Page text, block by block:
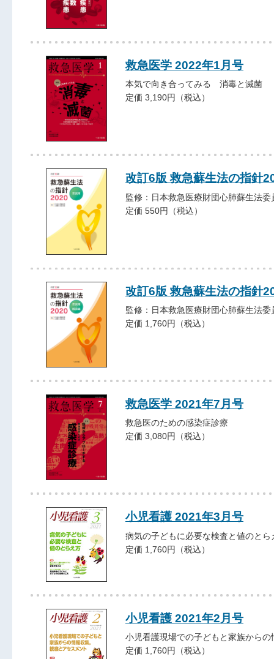
救急医学 2022年1月号
本気で向き合ってみる 消毒と滅菌
定価 3,190円（税込）
改訂6版 救急蘇生法の指
監修：日本救急医療財団心肺蘇生法委
定価 550円（税込）
改訂6版 救急蘇生法の指
監修：日本救急医療財団心肺蘇生法委
定価 1,760円（税込）
救急医学 2021年7月号
救急医のための感染症診療
定価 3,080円（税込）
小児看護 2021年3月号
病気の子どもに必要な検査と値のとら
定価 1,760円（税込）
小児看護 2021年2月号
小児看護現場での子どもと家族から
定価 1,760円（税込）